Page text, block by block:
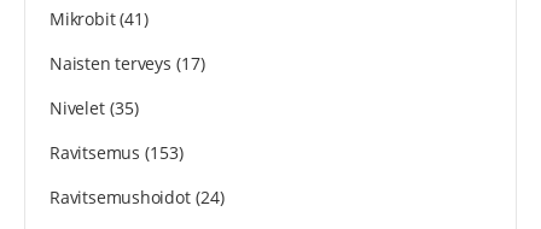
Mikrobit(41)
Naisten terveys (17)
Nivelet(35)
Ravitsemus (153)
Ravitsemushoidot(24)